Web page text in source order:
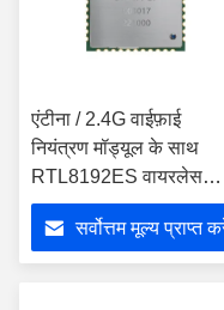
एंटीना / 2.4G वाईफ़ाई
नियंत्रण मॉड्यूल के साथ
RTL8192ES वायरलेस
वाईफ़ाई मॉड्यूल
सर्वोत्तम मूल्य प्राप्त